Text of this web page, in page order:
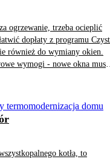
ogrzewanie, trzeba ocieplić
dopłaty z programu
również do wymiany okien.
wymogi - nowe okna
termomodernizacja domu
kotła, to